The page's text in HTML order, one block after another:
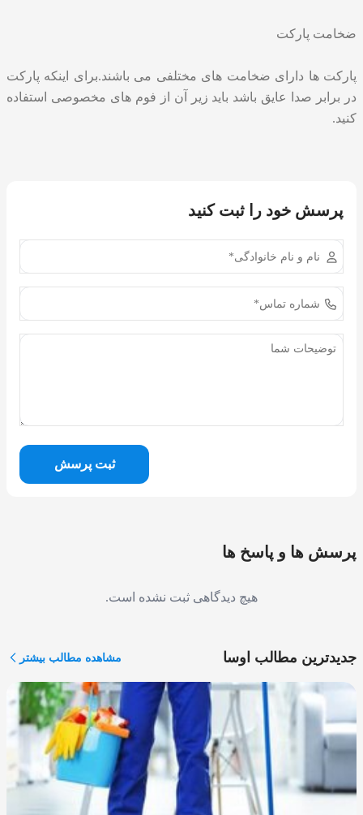
ضخامت پارکت
پارکت ها دارای ضخامت های مختلفی می باشند.برای اینکه پارکت
در برابر صدا عایق باشد باید زیر آن از فوم های مخصوصی استفاده
کنید.
پرسش خود را ثبت کنید
ثبت پرسش
پرسش ها و پاسخ ها
هیچ دیدگاهی ثبت نشده است.
جدیدترین مطالب اوسا مشاهده مطالب بیشتر